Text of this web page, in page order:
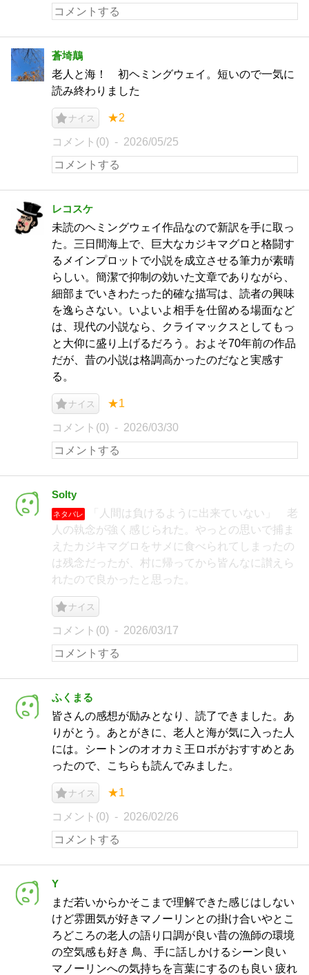
蒼埼鷏
老人と海！ 初ヘミングウェイ。短いので一気に
読み終わりました
ナイス ★2
コメント(0) 2026/05/25
レコスケ
未読のヘミングウェイ作品なので新訳を手に取っ
た。三日間海上で、巨大なカジキマグロと格闘す
るメインプロットで小説を成立させる筆力が素晴
らしい。簡潔で抑制の効いた文章でありながら、
細部までいきわたった的確な描写は、読者の興味
を逸らさない。いよいよ相手を仕留める場面など
は、現代の小説なら、クライマックスとしてもっ
と大仰に盛り上げるだろう。およそ70年前の作品
だが、昔の小説は格調高かったのだなと実感す
る。
ナイス ★1
コメント(0) 2026/03/30
Solty
ネタバレ
「人間は負けるように出来ていない」 老
人の執念が強く感じられた。やっとの思いで捕ま
えたカジキマグロをサメに食べられてしまったの
は残念だったが、村に帰ってから皆んなに讃えら
れたので良かったと思った。
ナイス
コメント(0) 2026/03/17
ふくまる
皆さんの感想が励みとなり、読了できました。あ
りがとう。あとがきに、老人と海が気に入った人
には。シートンのオオカミ王ロボがおすすめとあ
ったので、こちらも読んでみました。
ナイス ★1
コメント(0) 2026/02/26
Y
まだ若いからかそこまで理解できた感じはしない
けど雰囲気が好きマノーリンとの掛け合いやとこ
ろどころの老人の語り口調が良い昔の漁師の環境
の空気感も好き 鳥、手に話しかけるシーン良い
マノーリンへの気持ちを言葉にするのも良い 疲れ